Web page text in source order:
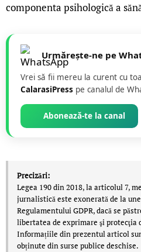
componenta psihologică a
Urmărește-ne pe
Vrei să fii mereu la curent cu
CalarasiPress pe canalul de
Abonează-te la canal
Precizări:
Legea 190 din 2018, la articolul 7,
jurnalistică este exonerată de la
Regulamentului GDPR, dacă se
libertatea de exprimare şi protecţia
Informațiile din prezentul articol
obținute din surse publice deschise.